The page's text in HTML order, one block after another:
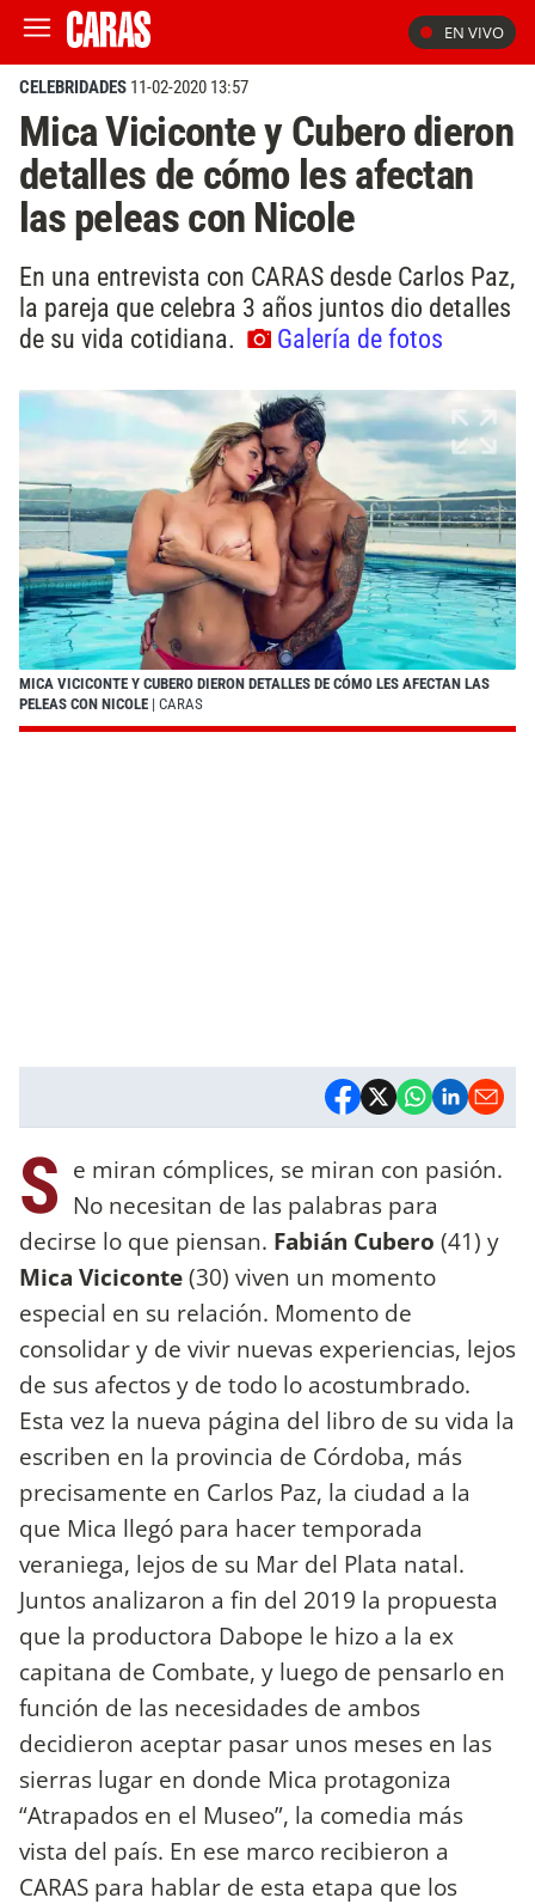
EN VIVO
CELEBRIDADES 11-02-2020 13:57
Mica Viciconte y Cubero dieron
detalles de cómo les afectan
las peleas con Nicole
En una entrevista con CARAS desde Carlos Paz,
la pareja que celebra 3 años juntos dio detalles
de su vida cotidiana.
Galería de fotos
MICA VICICONTE Y CUBERO DIERON DETALLES DE CÓMO LES AFECTAN LAS
PELEAS CON NICOLE | CARAS
S e miran cómplices, se miran con pasión.
No necesitan de las palabras para
decirse lo que piensan. Fabián Cubero (41) y
Mica Viciconte(30) viven un momento
especial en su relación. Momento de
consolidar y de vivir nuevas experiencias, lejos
de sus afectos y de todo lo acostumbrado.
Esta vez la nueva página del libro de su vida la
escriben en la provincia de Córdoba, más
precisamente en Carlos Paz, la ciudad a la
que Mica llegó para hacer temporada
veraniega, lejos de su Mar del Plata natal.
Juntos analizaron a fin del 2019 la propuesta
que la productora Dabope le hizo a la ex
capitana de Combate, y luego de pensarlo en
función de las necesidades de ambos
decidieron aceptar pasar unos meses en las
sierras lugar en donde Mica protagoniza
“Atrapados en el Museo”, la comedia más
vista del país. En ese marco recibieron a
CARAS para hablar de esta etapa que los